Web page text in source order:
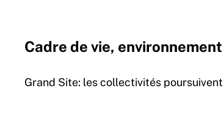
Cadre de vie, environnement
Grand Site: les collectivités